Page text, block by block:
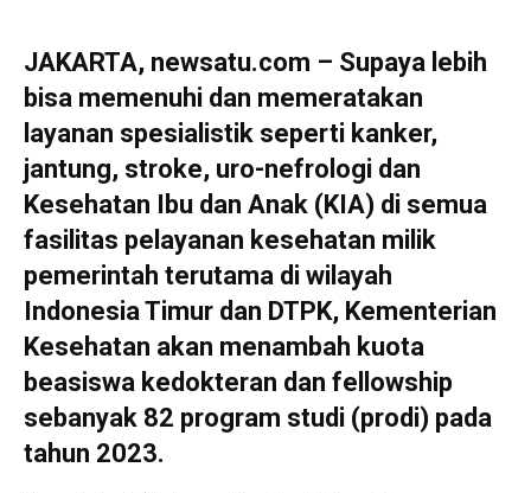
JAKARTA, newsatu.com – Supaya lebih
bisa memenuhi dan memeratakan
layanan spesialistik seperti kanker,
jantung, stroke, uro-nefrologi dan
Kesehatan Ibu dan Anak (KIA) di semua
fasilitas pelayanan kesehatan milik
pemerintah terutama di wilayah
Indonesia Timur dan DTPK, Kementerian
Kesehatan akan menambah kuota
beasiswa kedokteran dan fellowship
sebanyak 82 program studi (prodi) pada
tahun 2023.